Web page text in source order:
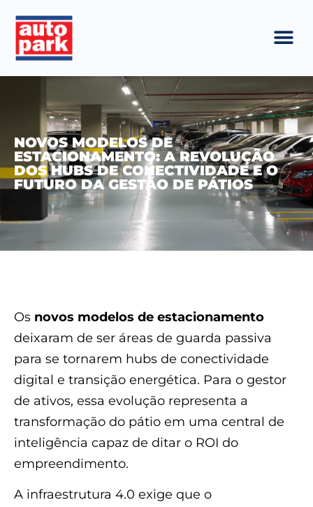
NOVOS MODELOS DE
ESTACIONAMENTO: A REVOLUÇÃO
DOS HUBS DE CONECTIVIDADE E O
FUTURO DA GESTÃO DE PÁTIOS
Os novos modelos de estacionamento
deixaram de ser áreas de guarda passiva
para se tornarem hubs de conectividade
digital e transição energética. Para o gestor
de ativos, essa evolução representa a
transformação do pátio em uma central de
inteligência capaz de ditar o ROI do
empreendimento.
A infraestrutura 4.0 exige que o